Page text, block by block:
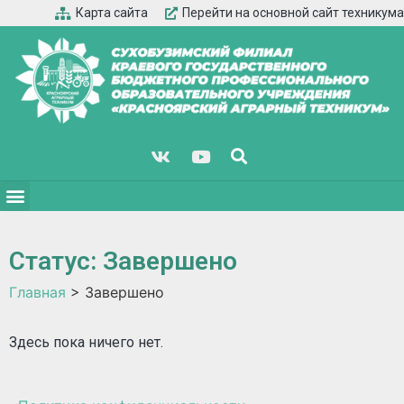
Карта сайта Перейти на основной сайт техникума
Статус: Завершено
Главная > Завершено
Здесь пока ничего нет.